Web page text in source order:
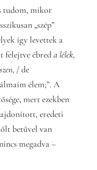
tudom, mikor
„szép”
így levettek a
felejtve ébreda lélek,
, / de
élem;”. A
mert ezekben
eredeti
betűvel van
megadva –